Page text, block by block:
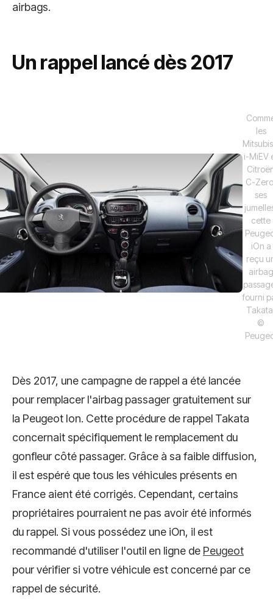
airbags.
Un rappel lancé dès 2017
les
i-MiEV
C-
ses
cette
iOn a
reçu
airbag
fourni
©
Dès 2017, une campagne de rappel a été lancée
pour remplacer l'airbag passager gratuitement sur
la Peugeot Ion. Cette procédure de rappel Takata
concernait spécifiquement le remplacement du
gonfleur côté passager. Grâce à sa faible diffusion,
il est espéré que tous les véhicules présents en
France aient été corrigés. Cependant, certains
propriétaires pourraient ne pas avoir été informés
du rappel. Si vous possédez une iOn, il est
recommandé d'utiliser l'outil en ligne de Peugeot
pour vérifier si votre véhicule est concerné par ce
rappel de sécurité.